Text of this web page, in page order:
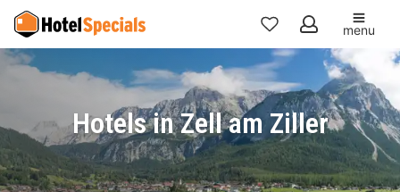
Mijn
favorieten
menu
Hotels in Zell am Ziller